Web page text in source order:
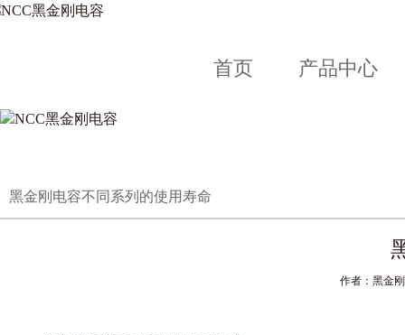
首页 产品中心
黑金刚电容不同系列的使用寿命
作者：黑金